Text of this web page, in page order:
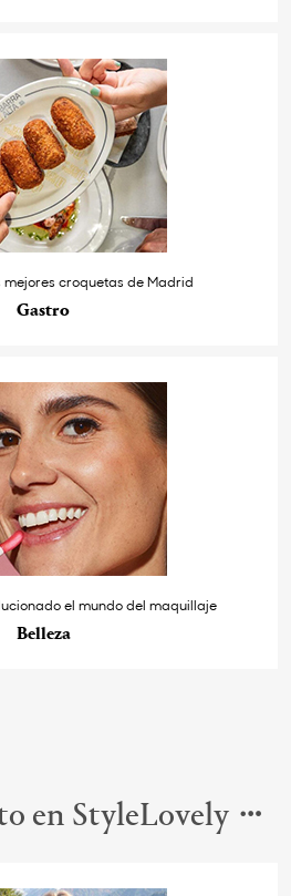
mejores croquetas de Madrid
Gastro
el mundo del maquillaje
Belleza
en StyleLovely